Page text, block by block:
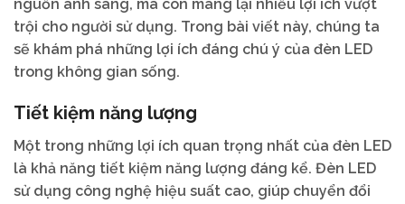
nguồn ánh sáng, mà còn mang lại nhiều lợi ích vượt
trội cho người sử dụng. Trong bài viết này, chúng ta
sẽ khám phá những lợi ích đáng chú ý của đèn LED
trong không gian sống.
Tiết kiệm năng lượng
Một trong những lợi ích quan trọng nhất của đèn LED
là khả năng tiết kiệm năng lượng đáng kể. Đèn LED
sử dụng công nghệ hiệu suất cao, giúp chuyển đổi